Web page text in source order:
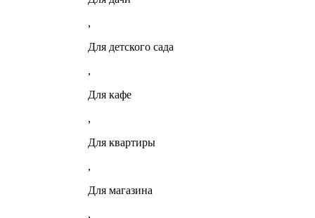
,
Для детского сада
,
Для кафе
,
Для квартиры
,
Для магазина
,